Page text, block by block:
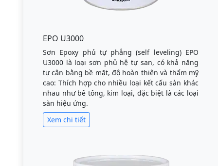
EPO U3000
Sơn Epoxy phủ tự phẳng (self leveling) EPO
U3000 là loại sơn phủ hệ tự san, có khả năng
tự cân bằng bề mặt, độ hoàn thiện và thẩm mỹ
cao: Thích hợp cho nhiều loại kết cấu sàn khác
nhau như bê tông, kim loại, đặc biệt là các loại
sàn hiệu ứng.
Xem chi tiết